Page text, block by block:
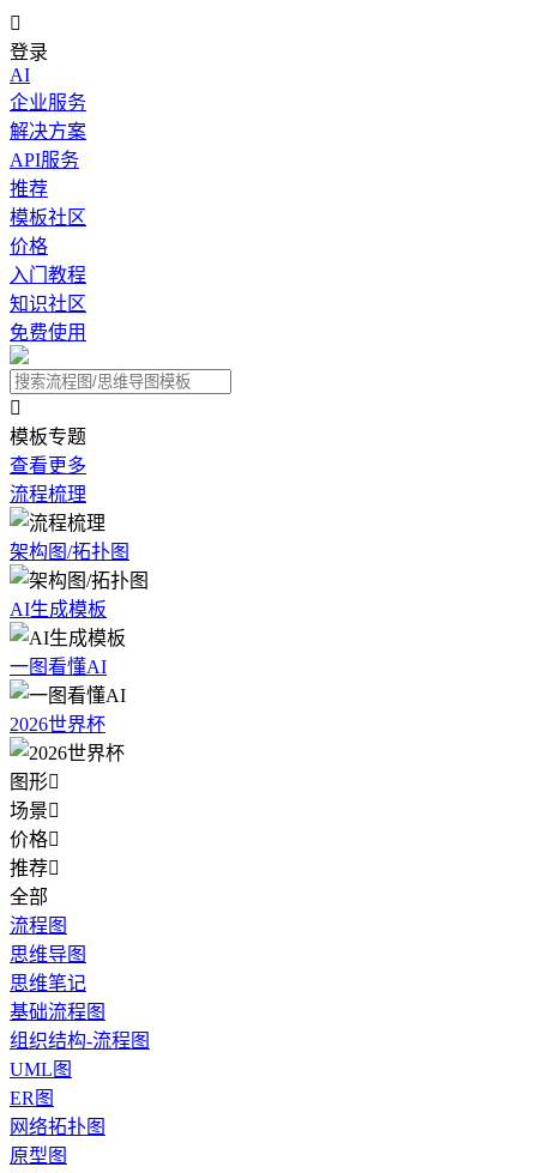

登录
AI
企业服务
解决方案
API服务
推荐
模板社区
价格
入门教程
知识社区
免费使用

模板专题
查看更多
流程梳理
架构图/拓扑图
AI生成模板
一图看懂AI
2026世界杯
图形
场景
价格
推荐
全部
流程图
思维导图
思维笔记
基础流程图
组织结构-流程图
UML图
ER图
网络拓扑图
原型图